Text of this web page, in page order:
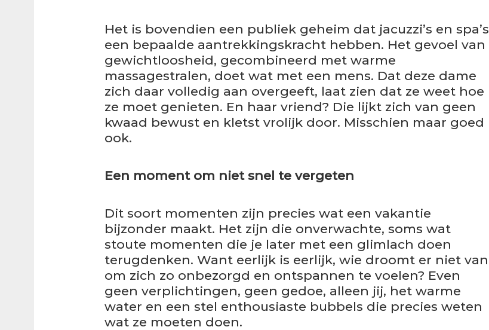
Het is bovendien een publiek geheim dat jacuzzi’s en spa’s
een bepaalde aantrekkingskracht hebben. Het gevoel van
gewichtloosheid, gecombineerd met warme
massagestralen, doet wat met een mens. Dat deze dame
zich daar volledig aan overgeeft, laat zien dat ze weet hoe
ze moet genieten. En haar vriend? Die lijkt zich van geen
kwaad bewust en kletst vrolijk door. Misschien maar goed
ook.
Een moment om niet snel te vergeten
Dit soort momenten zijn precies wat een vakantie
bijzonder maakt. Het zijn die onverwachte, soms wat
stoute momenten die je later met een glimlach doen
terugdenken. Want eerlijk is eerlijk, wie droomt er niet van
om zich zo onbezorgd en ontspannen te voelen? Even
geen verplichtingen, geen gedoe, alleen jij, het warme
water en een stel enthousiaste bubbels die precies weten
wat ze moeten doen.